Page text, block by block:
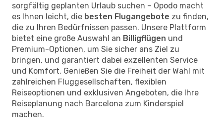
sorgfältig geplanten Urlaub suchen – Opodo macht
es Ihnen leicht, die besten Flugangebote zu finden,
die zu Ihren Bedürfnissen passen. Unsere Plattform
bietet eine große Auswahl an Billigflügen und
Premium-Optionen, um Sie sicher ans Ziel zu
bringen, und garantiert dabei exzellenten Service
und Komfort. Genießen Sie die Freiheit der Wahl mit
zahlreichen Fluggesellschaften, flexiblen
Reiseoptionen und exklusiven Angeboten, die Ihre
Reiseplanung nach Barcelona zum Kinderspiel
machen.